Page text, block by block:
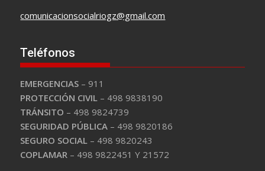
comunicacionsocialriogz@gmail.com
Teléfonos
EMERGENCIAS – 911
PROTECCIÓN CIVIL – 498 9838190
TRÁNSITO – 498 9824739
SEGURIDAD PÚBLICA – 498 9820186
SEGURO SOCIAL – 498 9820243
COPLAMAR – 498 9822451 Y 21572